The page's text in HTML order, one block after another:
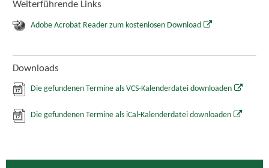
Weiterführende Links
Adobe Acrobat Reader zum kostenlosen Download
Downloads
Die gefundenen Termine als VCS-Kalenderdatei downloaden
Die gefundenen Termine als iCal-Kalenderdatei downloaden